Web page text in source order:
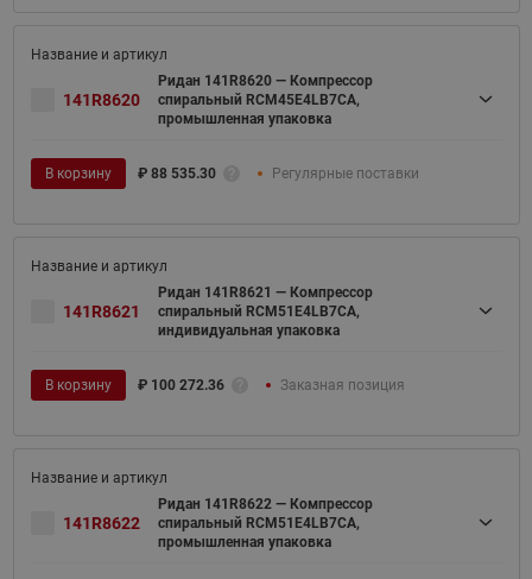
141R8620
Ридан 141R8620 — Компрессор
спиральный RCM45E4LB7CA,
промышленная упаковка
В корзину ₽ 88 535.30 Регулярные поставки
141R8621
Ридан 141R8621 — Компрессор
спиральный RCM51E4LB7CA,
индивидуальная упаковка
В корзину ₽ 100 272.36 Заказная позиция
141R8622
Ридан 141R8622 — Компрессор
спиральный RCM51E4LB7CA,
промышленная упаковка